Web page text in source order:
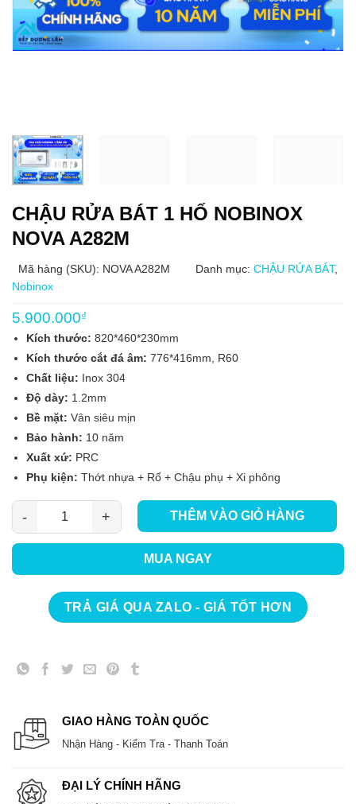
CHẬU RỬA BÁT 1 HỐ NOBINOX
NOVA A282M
Mã hàng (SKU): NOVA A282M Danh mục: CHẬU RỬA BÁT,
Nobinox
5.900.000₫
Kích thước: 820*460*230mm
Kích thước cắt đá âm:776*416mm, R60
Chất liệu: Inox 304
Độ dày: 1.2mm
Bề mặt: Vân siêu mịn
Bảo hành: 10 năm
Xuất xứ: PRC
Phụ kiện: Thớt nhựa + Rổ + Chậu phụ + Xi phông
CHẬU RỬA BÁT 1 HỐ NOBINOX NOVA A282M số lượng
THÊM VÀO GIỎ HÀNG
MUA NGAY
TRẢ GIÁ QUA ZALO - GIÁ TỐT HƠN
GIAO HÀNG TOÀN QUỐC
Nhận Hàng - Kiểm Tra - Thanh Toán
ĐẠI LÝ CHÍNH HÃNG